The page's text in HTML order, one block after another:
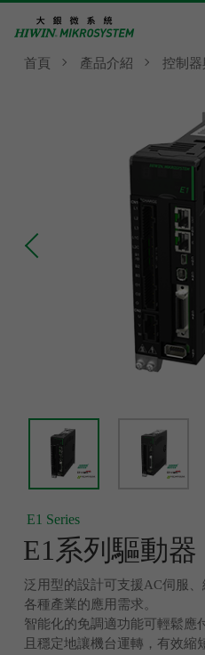
首頁 產品介紹 控制器
E1 Series
E1系列驅動器
泛用型的設計可支援AC伺服
各種產業的應用需求。
智能化的免調適功能可輕鬆應
且穩定地讓機台運轉，有效縮